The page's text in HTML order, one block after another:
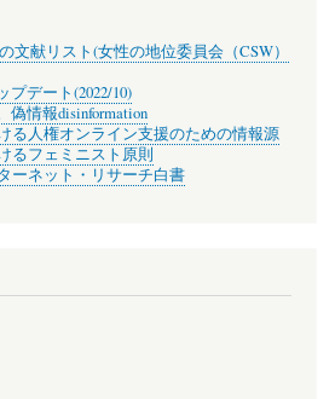
文献リスト(女性の地位委員会（CSW）
プデート(2022/10)
偽情報disinformation
る人権オンライン支援のための情報源
るフェミニスト原則
ーネット・リサーチ白書